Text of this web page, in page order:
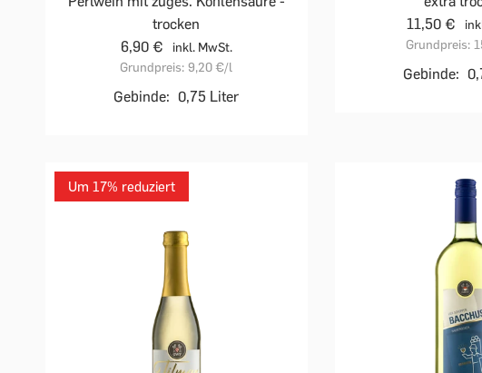
trocken
6,90 €
inkl. MwSt.
Grundpreis: 9,20 €/l
Gebinde: 0,75 Liter
11,50 €
Grundpreis:
Gebinde:
Um 17% reduziert